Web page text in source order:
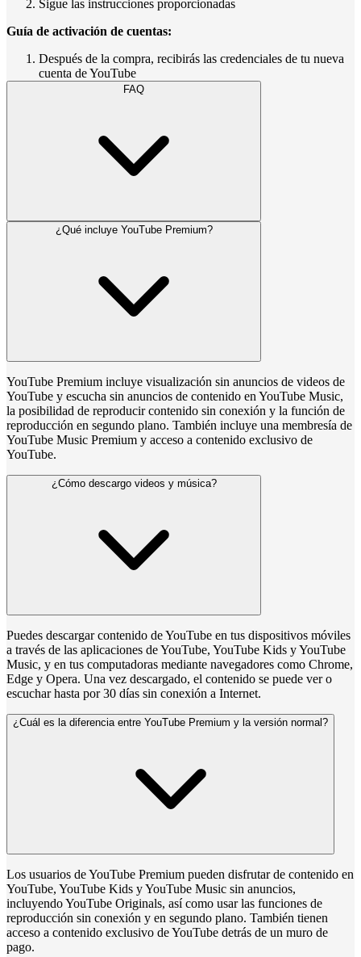
Sigue las instrucciones proporcionadas
Guía de activación de cuentas:
Después de la compra, recibirás las credenciales de tu nueva
cuenta de YouTube
FAQ
¿Qué incluye YouTube Premium?
YouTube Premium incluye visualización sin anuncios de videos de
YouTube y escucha sin anuncios de contenido en YouTube Music,
la posibilidad de reproducir contenido sin conexión y la función de
reproducción en segundo plano. También incluye una membresía de
YouTube Music Premium y acceso a contenido exclusivo de
YouTube.
¿Cómo descargo videos y música?
Puedes descargar contenido de YouTube en tus dispositivos móviles
a través de las aplicaciones de YouTube, YouTube Kids y YouTube
Music, y en tus computadoras mediante navegadores como Chrome,
Edge y Opera. Una vez descargado, el contenido se puede ver o
escuchar hasta por 30 días sin conexión a Internet.
¿Cuál es la diferencia entre YouTube Premium y la versión normal?
Los usuarios de YouTube Premium pueden disfrutar de contenido en
YouTube, YouTube Kids y YouTube Music sin anuncios,
incluyendo YouTube Originals, así como usar las funciones de
reproducción sin conexión y en segundo plano. También tienen
acceso a contenido exclusivo de YouTube detrás de un muro de
pago.